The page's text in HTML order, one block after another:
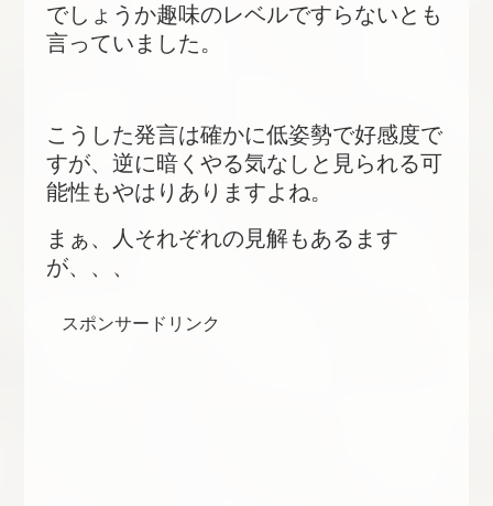
でしょうか趣味のレベルですらないとも
言っていました。
こうした発言は確かに低姿勢で好感度で
すが、逆に暗くやる気なしと見られる可
能性もやはりありますよね。
まぁ、人それぞれの見解もあるます
が、、、
スポンサードリンク